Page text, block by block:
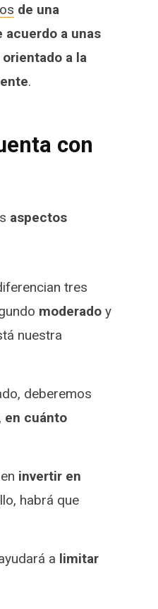
de una
a unas
orientado a la
.
con
aspectos
tres
moderadoy
nuestra
deberemos
en cuánto
invertir en
habrá que
a limitar